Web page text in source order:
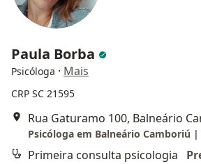
Paula Borba
Psicóloga · Mais
CRP SC 21595
Rua Gaturamo 100, Balneário
Psicóloga em Balneário Camboriú |
Primeira consulta psicologia